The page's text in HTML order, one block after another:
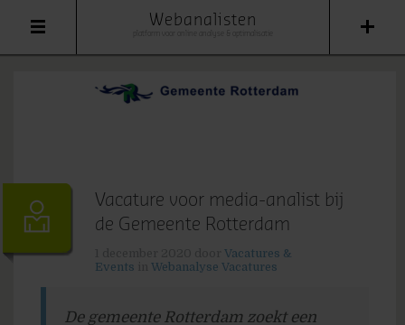
Webanalisten
Vacature voor media-analist bij
de Gemeente Rotterdam
Vacatures &
Events
Webanalyse Vacatures
De gemeente Rotterdam zoekt een